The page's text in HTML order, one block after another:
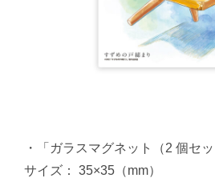
・「ガラスマグネット（2 個セッ
サイズ： 35×35（mm）